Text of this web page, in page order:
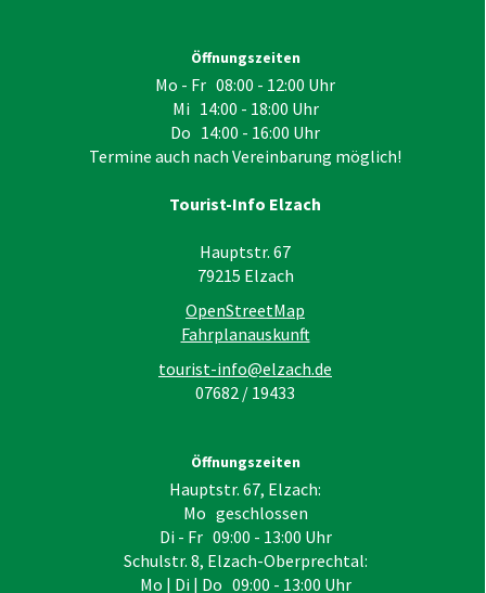
Öffnungszeiten
Mo - Fr 08:00 - 12:00 Uhr
Mi 14:00 - 18:00 Uhr
Do 14:00 - 16:00 Uhr
Termine auch nach Vereinbarung möglich!
Tourist-Info Elzach
Hauptstr. 67
79215 Elzach
OpenStreetMap
Fahrplanauskunft
tourist-info@elzach.de
07682 / 19433
Öffnungszeiten
Hauptstr. 67, Elzach:
Mo geschlossen
Di - Fr 09:00 - 13:00 Uhr
Schulstr. 8, Elzach-Oberprechtal:
Mo | Di | Do 09:00 - 13:00 Uhr